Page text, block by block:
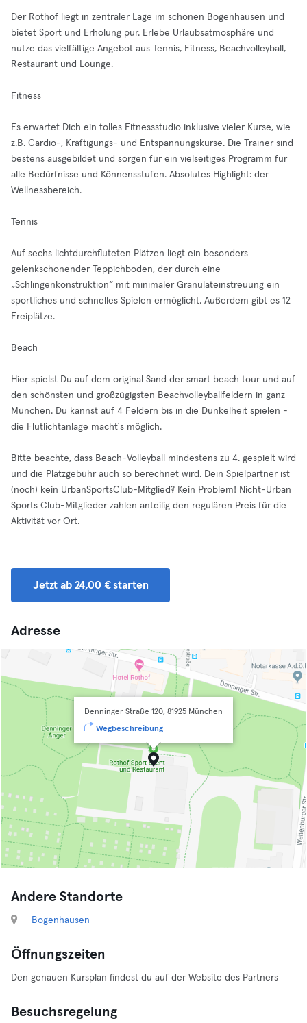
Der Rothof liegt in zentraler Lage im schönen Bogenhausen und
bietet Sport und Erholung pur. Erlebe Urlaubsatmosphäre und
nutze das vielfältige Angebot aus Tennis, Fitness, Beachvolleyball,
Restaurant und Lounge.
Fitness
Es erwartet Dich ein tolles Fitnessstudio inklusive vieler Kurse, wie
z.B. Cardio-, Kräftigungs- und Entspannungskurse. Die Trainer sind
bestens ausgebildet und sorgen für ein vielseitiges Programm für
alle Bedürfnisse und Könnensstufen. Absolutes Highlight: der
Wellnessbereich.
Tennis
Auf sechs lichtdurchfluteten Plätzen liegt ein besonders
gelenkschonender Teppichboden, der durch eine
„Schlingenkonstruktion“ mit minimaler Granulateinstreuung ein
sportliches und schnelles Spielen ermöglicht. Außerdem gibt es 12
Freiplätze.
Beach
Hier spielst Du auf dem original Sand der smart beach tour und auf
den schönsten und großzügigsten Beachvolleyballfeldern in ganz
München. Du kannst auf 4 Feldern bis in die Dunkelheit spielen -
die Flutlichtanlage macht´s möglich.
Bitte beachte, dass Beach-Volleyball mindestens zu 4. gespielt wird
und die Platzgebühr auch so berechnet wird. Dein Spielpartner ist
(noch) kein UrbanSportsClub-Mitglied? Kein Problem! Nicht-Urban
Sports Club-Mitglieder zahlen anteilig den regulären Preis für die
Aktivität vor Ort.
Jetzt ab 24,00 € starten
Adresse
Denninger Straße 120, 81925 München
Wegbeschreibung
Andere Standorte
Bogenhausen
Öffnungszeiten
Den genauen Kursplan findest du auf der Website des Partners
Besuchsregelung